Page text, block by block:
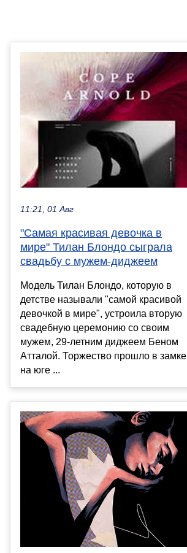
11:21, 01 Авг
"Самая красивая девочка в
мире" Тилан Блондо сыграла
свадьбу с мужем-диджеем
Модель Тилан Блондо, которую в
детстве называли "самой красивой
девочкой в мире", устроила вторую
свадебную церемонию со своим
мужем, 29-летним диджеем Беном
Атталой. Торжество прошло в замке
на юге ...